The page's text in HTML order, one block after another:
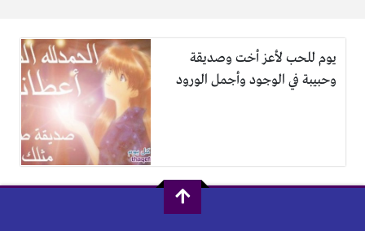
يوم للحب لأعز أخت وصديقة
وحبيبة في الوجود وأجمل الورود